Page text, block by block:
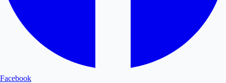
Facebook